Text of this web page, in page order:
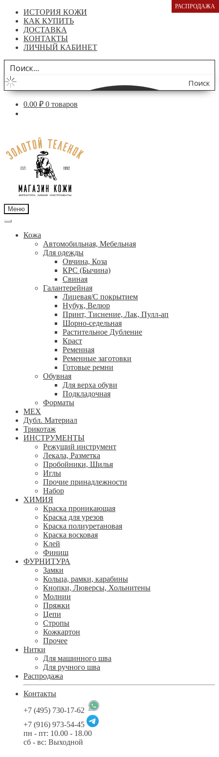
ИСТОРИЯ КОЖИ
КАК КУПИТЬ
ДОСТАВКА
КОНТАКТЫ
ЛИЧНЫЙ КАБИНЕТ
Поиск
по
0.00 ₽ 0 товаров
навигации
содержимому
Меню
Кожа
Автомобильная, Мебельная
Для одежды
Овчина, Коза
КРС (Бычина)
Свиная
Галантерейная
Лицевая/С покрытием
Нубук, Велюр
Принт, Тиснение, Лак, Пулл-ап
Шорно-седельная
Растительное Дубление
Краст
Ременная
Ременные заготовки
Готовые ремни
Обувная
Для верха обуви
Подкладочная
Форматы
МЕХ
Дубл. Материал
Трикотаж
ИНСТРУМЕНТЫ
Режущий инструмент
Лекала, Разметка
Пробойники, Шилья
Иглы
Прочие принадлежности
Набор
ХИМИЯ
Краска проникающая
Краска для урезов
Краска полиуретановая
Краска восковая
Клей
Финиш
ФУРНИТУРА
Замки
Кольца, рамки, карабины
Кнопки, Люверсы, Хольнитены
Молнии
Пряжки
Цепи
Стропы
Кожкартон
Прочее
Нитки
Для машинного шва
Для ручного шва
Распродажа
Контакты
+7 (495) 730-17-62
+7 (916) 973-54-45
пн - пт: 10.00 - 18.00
сб - вс: Выходной
РАСПРОДАЖА